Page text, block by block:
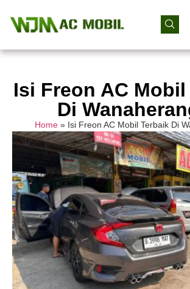
Isi Freon AC
Di
Home » Isi Freon AC Mobil Terbaik Di